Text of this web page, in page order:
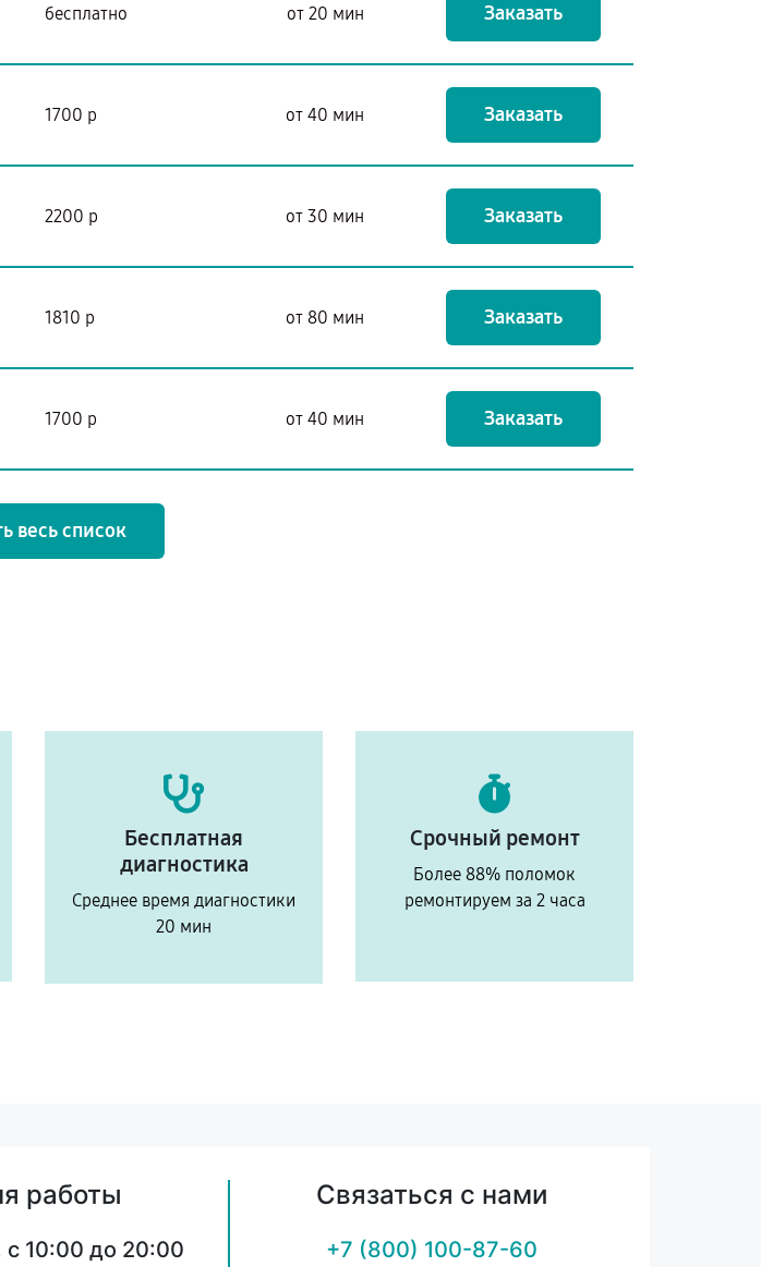
бесплатно от 20 мин Заказать
1700 р от 40 мин Заказать
2200 р от 30 мин Заказать
1810 р от 80 мин Заказать
1700 р от 40 мин Заказать
весь список
Бесплатная
диагностика
Среднее время диагностики
20 мин
Срочный ремонт
Более 88% поломок
ремонтируем за 2 часа
работы
10:00 до 20:00
Связаться с нами
+7 (800) 100-87-60